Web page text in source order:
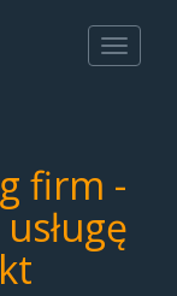
Toggle
firm -